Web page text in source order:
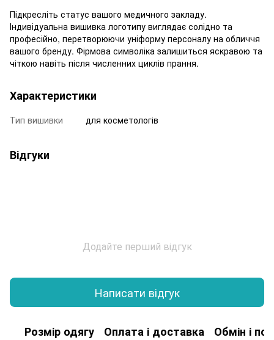
Підкресліть статус вашого медичного закладу.
Індивідуальна вишивка логотипу виглядає солідно та
професійно, перетворюючи уніформу персоналу на обличчя
вашого бренду. Фірмова символіка залишиться яскравою та
чіткою навіть після численних циклів прання.
Характеристики
Тип вишивки для косметологів
Відгуки
Додайте перший відгук
Написати відгук
Розмір одягу Оплата і доставка Обмін і